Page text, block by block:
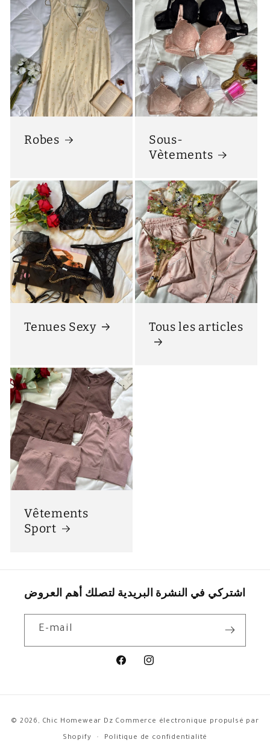
Robes
Sous-
Vètements
Tenues Sexy Tous les articles
Vêtements
Sport
اشتركي في النشرة البريدية لتصلك أهم العروض
E-mail
FacebookInstagram
© 2026, Chic Homewear Dz Commerce électronique propulsé par
Shopify Politique de confidentialité